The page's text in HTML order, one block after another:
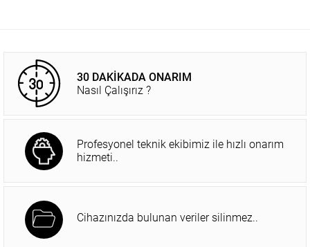
30 DAKİKADA ONARIM
Nasıl Çalışırız ?
Profesyonel teknik ekibimiz ile hızlı onarım
hizmeti..
Cihazınızda bulunan veriler silinmez..